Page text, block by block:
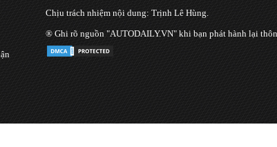
Chịu trách nhiệm nội dung: Trịnh Lê Hùng.
® Ghi rõ nguồn "AUTODAILY.VN" khi bạn phát hành lại